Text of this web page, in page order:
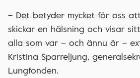
– Det betyder mycket för oss
skickar en hälsning och visar
alla som var – och ännu är –
Kristina Sparreljung,
Lungfonden.